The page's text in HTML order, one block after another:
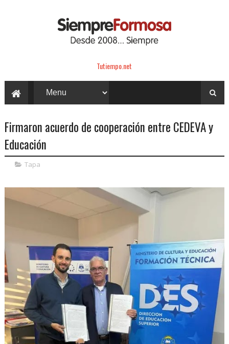
Tutiempo.net
Firmaron acuerdo de cooperación entre CEDEVA y
Educación
Tapa